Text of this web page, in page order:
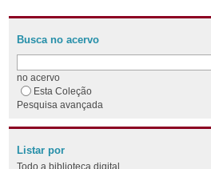
Busca no acervo
no acervo
Esta Coleção
Pesquisa avançada
Listar por
Todo a biblioteca digital